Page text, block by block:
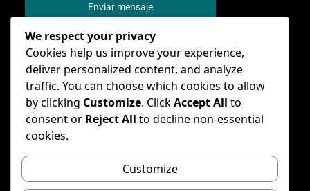
Enviar mensaje
© – General Conference of Seventh-day
Adventists
We respect your privacy
Cookies help us improve your experience,
deliver personalized content, and analyze
traffic. You can choose which cookies to allow
by clicking Customize. ClickAccept All to
consent or Reject All to decline non-essential
cookies.
Customize